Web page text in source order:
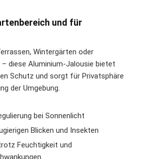
und für
Wintergärten oder
– diese Aluminium-Jalousie bietet
Schutz und sorgt für Privatsphäre
der Umgebung.
bei Sonnenlicht
Blicken und Insekten
Feuchtigkeit und